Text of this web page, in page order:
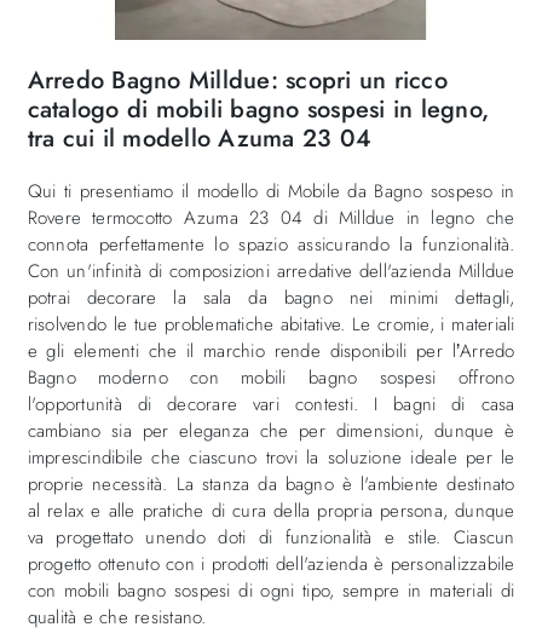
Arredo Bagno Milldue: scopri un ricco
catalogo di mobili bagno sospesi in legno,
tra cui il modello Azuma 23 04
Qui ti presentiamo il modello di Mobile da Bagno sospeso in
Rovere termocotto Azuma 23 04 di Milldue in legno che
connota perfettamente lo spazio assicurando la funzionalità.
Con un'infinità di composizioni arredative dell'azienda Milldue
potrai decorare la sala da bagno nei minimi dettagli,
risolvendo le tue problematiche abitative. Le cromie, i materiali
e gli elementi che il marchio rende disponibili per l’Arredo
Bagno moderno con mobili bagno sospesi offrono
l'opportunità di decorare vari contesti. I bagni di casa
cambiano sia per eleganza che per dimensioni, dunque è
imprescindibile che ciascuno trovi la soluzione ideale per le
proprie necessità. La stanza da bagno è l'ambiente destinato
al relax e alle pratiche di cura della propria persona, dunque
va progettato unendo doti di funzionalità e stile. Ciascun
progetto ottenuto con i prodotti dell'azienda è personalizzabile
con mobili bagno sospesi di ogni tipo, sempre in materiali di
qualità e che resistano.